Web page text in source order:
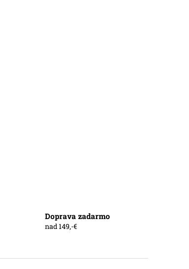
Doprava zadarmo
nad 149,-€